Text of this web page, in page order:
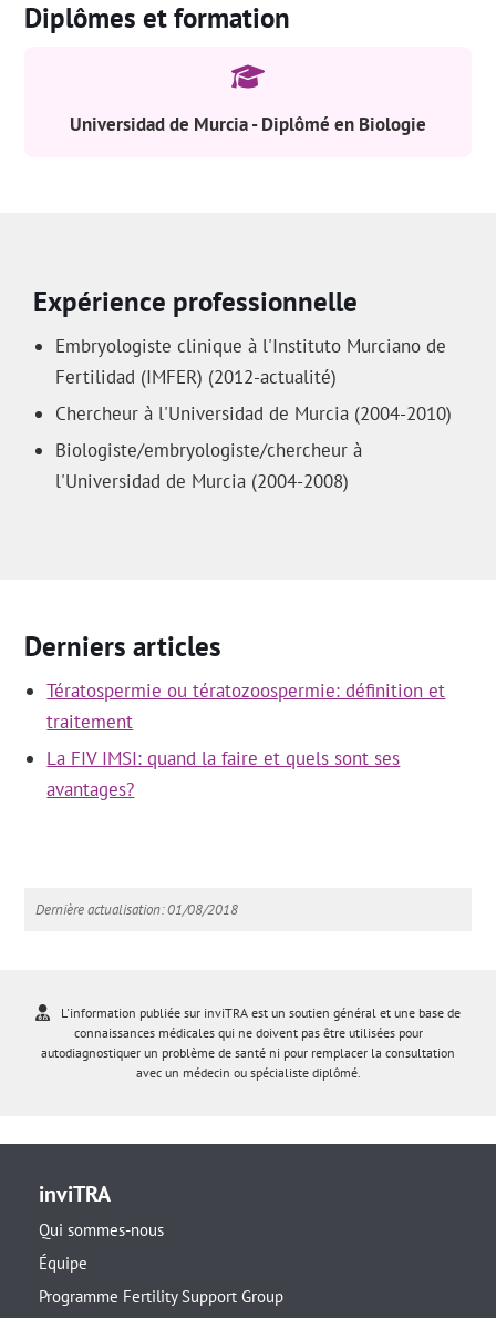
Diplômes et formation
Universidad de Murcia - Diplômé en Biologie
Expérience professionnelle
Embryologiste clinique à l'Instituto Murciano de
Fertilidad (IMFER) (2012-actualité)
Chercheur à l'Universidad de Murcia (2004-2010)
Biologiste/embryologiste/chercheur à
l'Universidad de Murcia (2004-2008)
Derniers articles
Tératospermie ou tératozoospermie: définition et
traitement
La FIV IMSI: quand la faire et quels sont ses
avantages?
Dernière actualisation: 01/08/2018
L'information publiée sur inviTRA est un soutien général et une base de
connaissances médicales qui ne doivent pas être utilisées pour
autodiagnostiquer un problème de santé ni pour remplacer la consultation
avec un médecin ou spécialiste diplômé.
inviTRA
Qui sommes-nous
Équipe
Programme Fertility Support Group